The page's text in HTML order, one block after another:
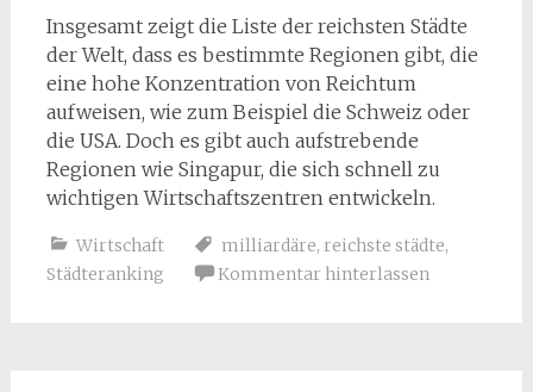
Insgesamt zeigt die Liste der reichsten Städte
der Welt, dass es bestimmte Regionen gibt, die
eine hohe Konzentration von Reichtum
aufweisen, wie zum Beispiel die Schweiz oder
die USA. Doch es gibt auch aufstrebende
Regionen wie Singapur, die sich schnell zu
wichtigen Wirtschaftszentren entwickeln.
Wirtschaft milliardäre, reichste städte,
Städteranking
Kommentar hinterlassen